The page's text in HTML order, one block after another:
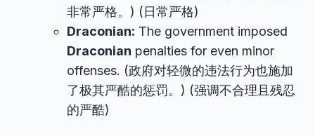
非常严格。) (日常严格)
Draconian: The government imposed
Draconian penalties for even minor
offenses. (政府对轻微的违法行为也施加
了极其严酷的惩罚。) (强调不合理且残忍
的严酷)